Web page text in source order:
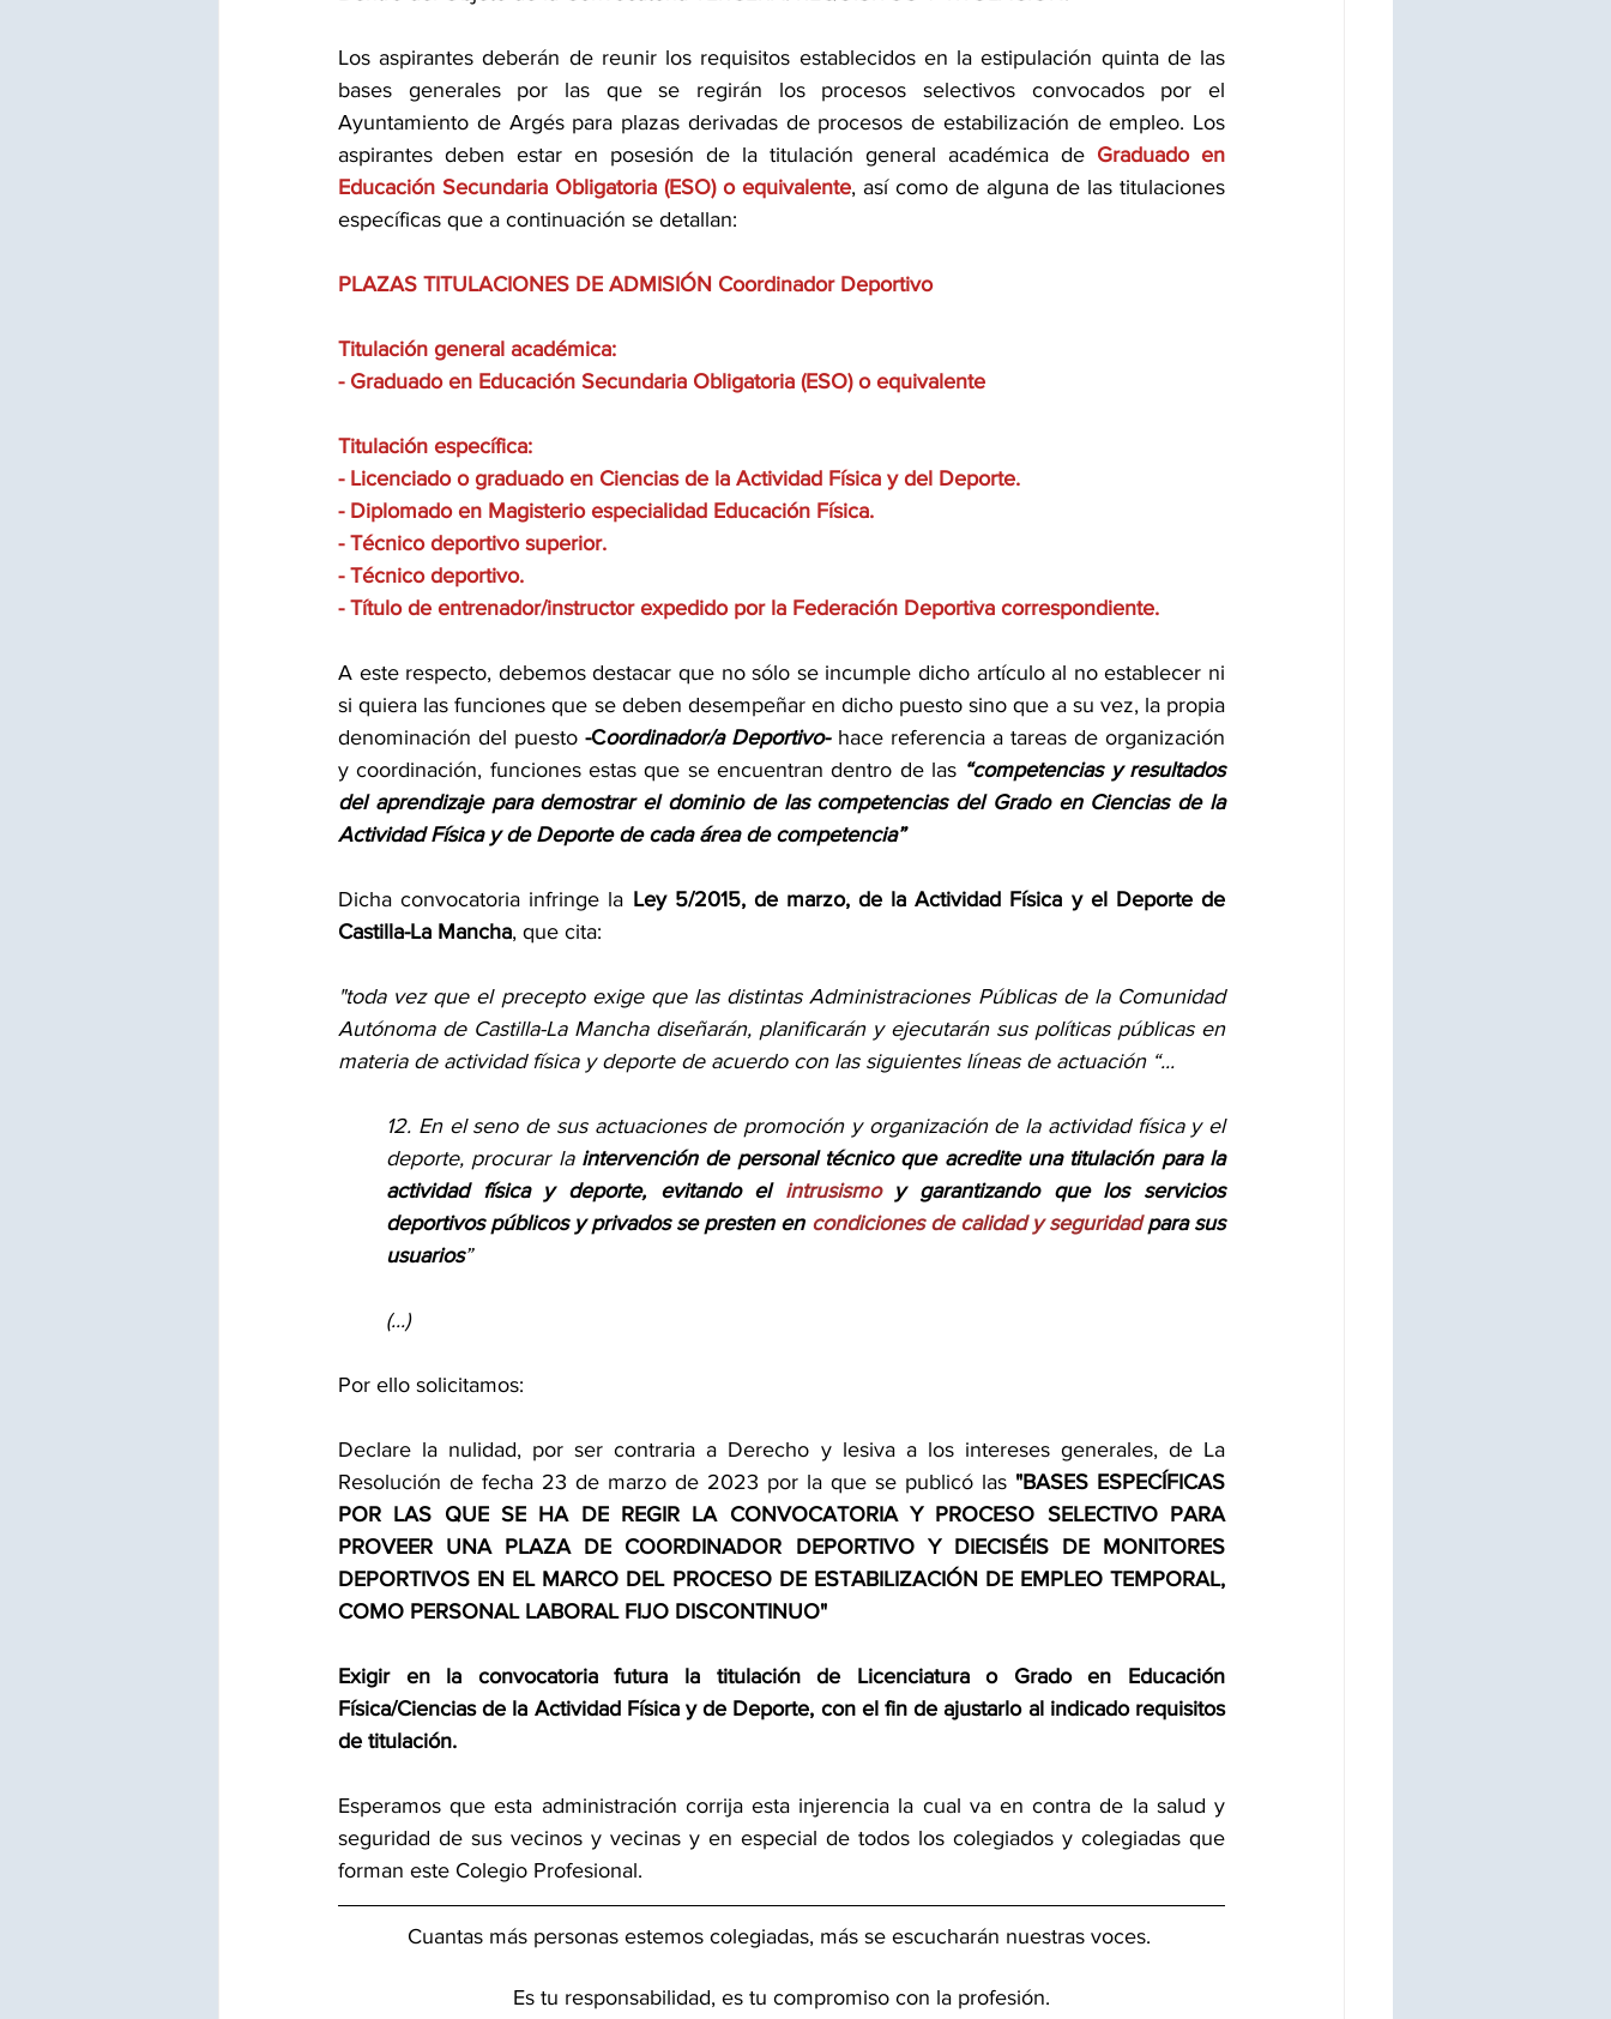
Los aspirantes deberán de reunir los requisitos establecidos en la estipulación quinta de las
bases generales por las que se regirán los procesos selectivos convocados por el
Ayuntamiento de Argés para plazas derivadas de procesos de estabilización de empleo. Los
aspirantes deben estar en posesión de la titulación general académica de Graduado en
Educación Secundaria Obligatoria (ESO) o equivalente, así como de alguna de las titulaciones
específicas que a continuación se detallan:
PLAZAS TITULACIONES DE ADMISIÓN Coordinador Deportivo
Titulación general académica:
- Graduado en Educación Secundaria Obligatoria (ESO) o equivalente
Titulación específica:
- Licenciado o graduado en Ciencias de la Actividad Física y del Deporte.
- Diplomado en Magisterio especialidad Educación Física.
- Técnico deportivo superior.
- Técnico deportivo.
- Título de entrenador/instructor expedido por la Federación Deportiva correspondiente.
A este respecto, debemos destacar que no sólo se incumple dicho artículo al no establecer ni
si quiera las funciones que se deben desempeñar en dicho puesto sino que a su vez, la propia
denominación del puesto -Coordinador/a Deportivo- hace referencia a tareas de organización
y coordinación, funciones estas que se encuentran dentro de las “competencias y resultados
del aprendizaje para demostrar el dominio de las competencias del Grado en Ciencias de la
Actividad Física y de Deporte de cada área de competencia”
Dicha convocatoria infringe la Ley 5/2015, de marzo, de la Actividad Física y el Deporte de
Castilla-La Mancha, que cita:
"toda vez que el precepto exige que las distintas Administraciones Públicas de la Comunidad
Autónoma de Castilla-La Mancha diseñarán, planificarán y ejecutarán sus políticas públicas en
materia de actividad física y deporte de acuerdo con las siguientes líneas de actuación “...
12. En el seno de sus actuaciones de promoción y organización de la actividad física y el
deporte, procurar la intervención de personal técnico que acredite una titulación para la
actividad física y deporte, evitando el intrusismo y garantizando que los servicios
deportivos públicos y privados se presten en condiciones de calidad y seguridad para sus
usuarios”
(...)
Por ello solicitamos:
Declare la nulidad, por ser contraria a Derecho y lesiva a los intereses generales, de La
Resolución de fecha 23 de marzo de 2023 por la que se publicó las "BASES ESPECÍFICAS
POR LAS QUE SE HA DE REGIR LA CONVOCATORIA Y PROCESO SELECTIVO PARA
PROVEER UNA PLAZA DE COORDINADOR DEPORTIVO Y DIECISÉIS DE MONITORES
DEPORTIVOS EN EL MARCO DEL PROCESO DE ESTABILIZACIÓN DE EMPLEO TEMPORAL,
COMO PERSONAL LABORAL FIJO DISCONTINUO"
Exigir en la convocatoria futura la titulación de Licenciatura o Grado en Educación
Física/Ciencias de la Actividad Física y de Deporte, con el fin de ajustarlo al indicado requisitos
de titulación.
Esperamos que esta administración corrija esta injerencia la cual va en contra de la salud y
seguridad de sus vecinos y vecinas y en especial de todos los colegiados y colegiadas que
forman este Colegio Profesional.
Cuantas más personas estemos colegiadas, más se escucharán nuestras voces.
Es tu responsabilidad, es tu compromiso con la profesión.